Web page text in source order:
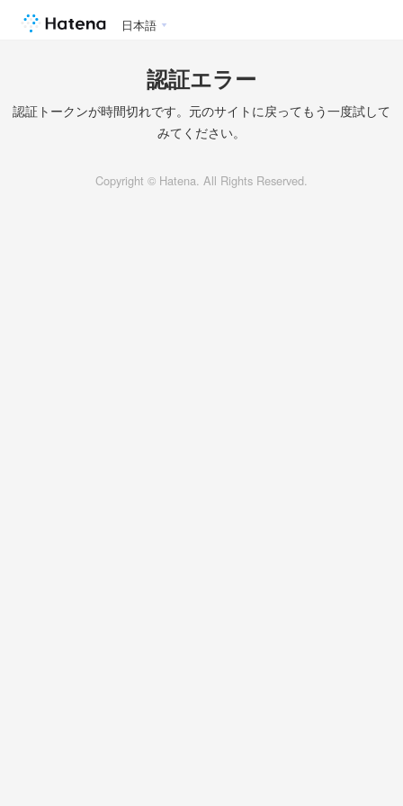
日本語
認証エラー
認証トークンが時間切れです。元のサイトに戻ってもう一度試して
みてください。
Copyright © Hatena. All Rights Reserved.